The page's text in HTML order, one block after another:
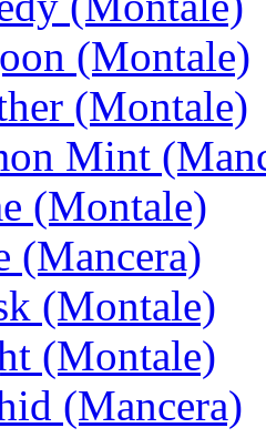
(Montale)
(Montale)
Mint
(Montale)
(Mancera)
(Montale)
(Montale)
(Mancera)